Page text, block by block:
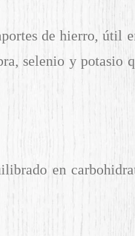
de hierro, útil
selenio y potasio
en